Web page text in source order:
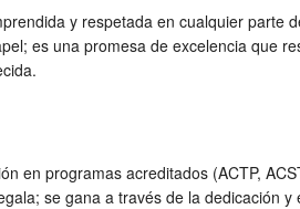
y respetada en cualquier parte
es una promesa de excelencia que
en programas acreditados (ACTP,
se gana a través de la dedicación